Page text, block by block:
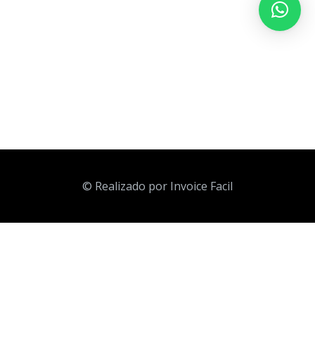
© Realizado por Invoice Facil